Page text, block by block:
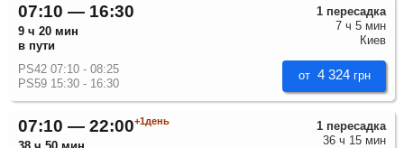
07:10 — 16:30
9 ч 20 мин
в пути
от 4 324 грн
1 пересадка
7 ч 5 мин
Киев
PS42 07:10 - 08:25
PS59 15:30 - 16:30
07:10 — 22:00+1день
38 ч 50 мин
1 пересадка
36 ч 15 мин